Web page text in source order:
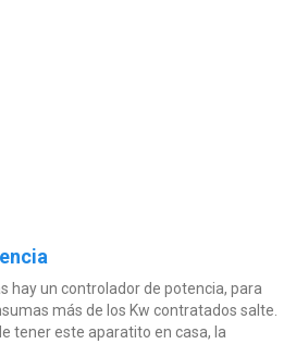
hay un controlador de potencia, para
más de los Kw contratados salte.
tener este aparatito en casa, la